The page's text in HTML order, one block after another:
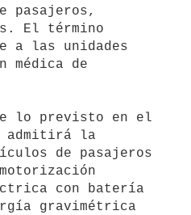
El término
a las unidades
médica de
admitirá la
de pasajeros
con batería
gravimétrica